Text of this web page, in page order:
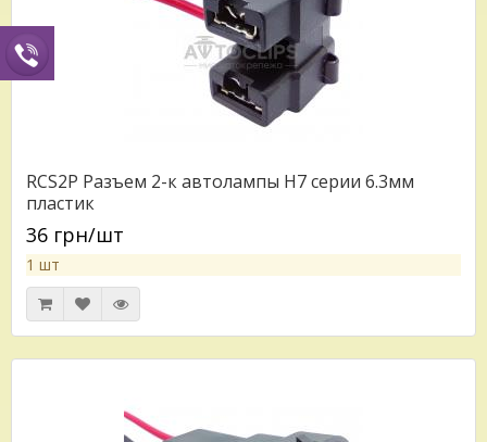
RCS2P Разъем 2-к автолампы H7 серии 6.3мм
пластик
36 грн/шт
1 шт